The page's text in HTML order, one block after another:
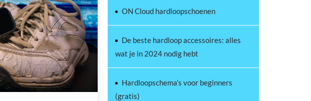
ON Cloud hardloopschoenen
De beste hardloop accessoires: alles
wat je in 2024 nodig hebt
Hardloopschema’s voor beginners
(gratis)